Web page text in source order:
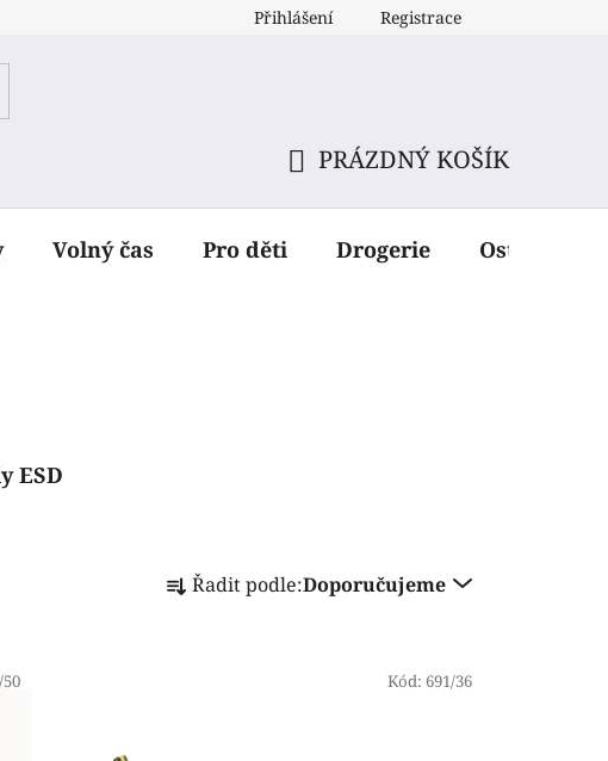
Přihlášení Registrace
KOŠÍK
PRÁZDNÝ KOŠÍK
Volný čas Pro děti Drogerie Ostatní
ESD
a Řadit podle:Doporučujeme
50 Kód: 691/36